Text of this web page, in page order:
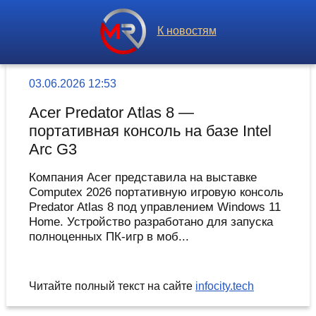
К новостям
03.06.2026 12:53
Acer Predator Atlas 8 —
портативная консоль на базе Intel
Arc G3
Компания Acer представила на выставке
Computex 2026 портативную игровую консоль
Predator Atlas 8 под управлением Windows 11
Home. Устройство разработано для запуска
полноценных ПК-игр в моб...
Читайте полный текст на сайте infocity.tech